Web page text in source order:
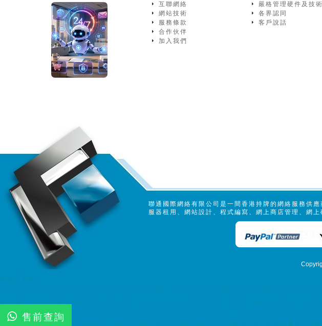
互聯網絡
網站技術
服務條款
合作伙伴
加入我們
嚴格管理硬件及技術
各界認同
客戶說話
聯通國際網絡有限公司是一間香港持牌的網絡服務供
服器租用、網站設計、程式編寫、網上商店管理、網上
maintenance, maintenance service Malaysia Server, Singapore Server, USA Server,
colocation, server colocation, colocation hk, hk datacenter, 伺服器託管, 托管伺服器, 香港
售前查詢